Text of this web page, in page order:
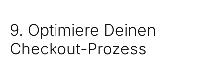
9. Optimiere Deinen
Checkout-Prozess